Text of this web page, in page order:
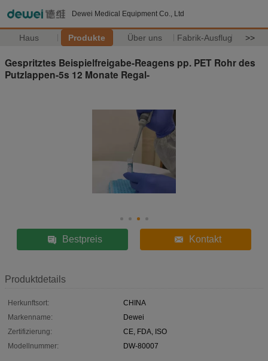
Dewei Medical Equipment Co., Ltd
Haus Produkte Über uns Fabrik-Ausflug >>
Gespritztes Beispielfreigabe-Reagens pp. PET Rohr des
Putzlappen-5s 12 Monate Regal-
Bestpreis Kontakt
Produktdetails
Herkunftsort:
CHINA
Markenname:
Dewei
Zertifizierung:
CE, FDA, ISO
Modellnummer:
DW-80007